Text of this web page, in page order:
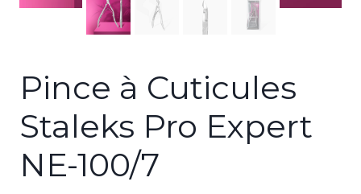
Pince à Cuticules
Staleks Pro Expert
NE-100/7